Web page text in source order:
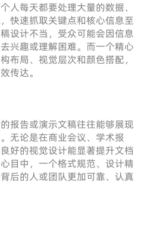
人每天都要处理大量的数据、
快速抓取关键点和核心信息至
设计不当，受众可能会因信息
兴趣或理解困难。而一个精心
布局、视觉层次和颜色搭配，
传达。
报告或演示文稿往往能够展现
无论是在商业会议、学术报
好的视觉设计能显著提升文档
目中，一个格式规范、设计精
后的人或团队更加可靠、认真